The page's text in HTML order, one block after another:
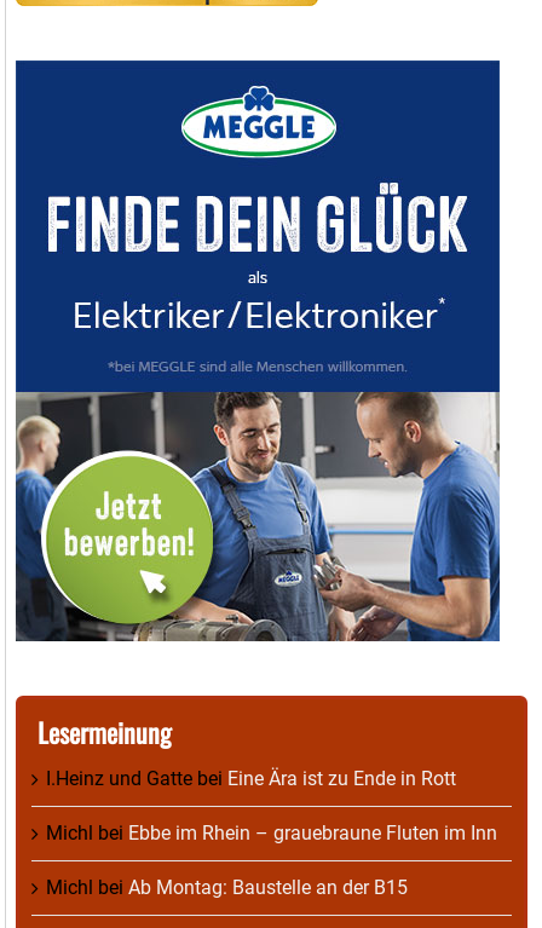
Lesermeinung
I.Heinz und Gatte bei Eine Ära ist zu Ende in Rott
Michl bei Ebbe im Rhein – grauebraune Fluten im Inn
Michl bei Ab Montag: Baustelle an der B15